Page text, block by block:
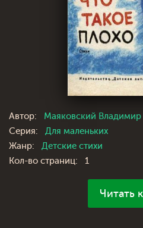
Автор:
Маяковский
Серия:
Для маленьких
Жанр:
Детские стихи
Кол-во страниц:
1
Читать